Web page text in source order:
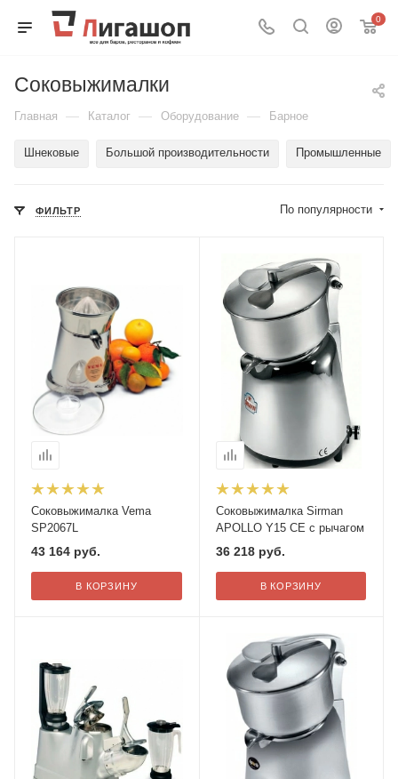
0
Соковыжималки
Главная — Каталог — Оборудование — Барное
Шнековые Большой производительности Промышленные
ФИЛЬТР По популярности
Соковыжималка Vema
SP2067L
43 164 руб.
В КОРЗИНУ
Соковыжималка Sirman
APOLLO Y15 CE с рычагом
36 218руб.
В КОРЗИНУ